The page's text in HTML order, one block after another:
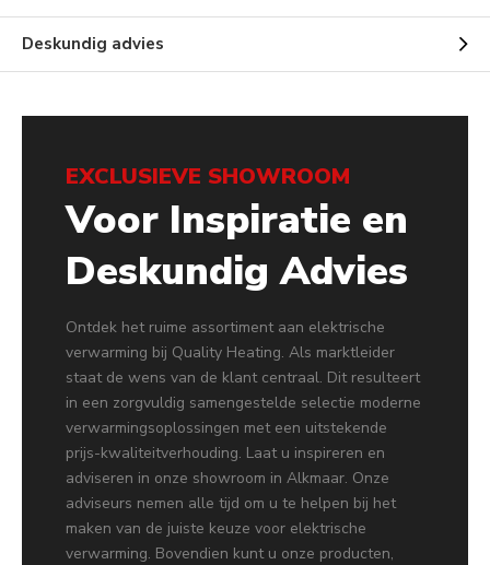
Deskundig advies
EXCLUSIEVE SHOWROOM
Voor Inspiratie en
Deskundig Advies
Ontdek het ruime assortiment aan elektrische
verwarming bij Quality Heating. Als marktleider
staat de wens van de klant centraal. Dit resulteert
in een zorgvuldig samengestelde selectie moderne
verwarmingsoplossingen met een uitstekende
prijs-kwaliteitverhouding. Laat u inspireren en
adviseren in onze showroom in Alkmaar. Onze
adviseurs nemen alle tijd om u te helpen bij het
maken van de juiste keuze voor elektrische
verwarming. Bovendien kunt u onze producten,